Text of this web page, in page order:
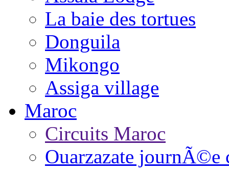
La baie des tortues
Donguila
Mikongo
Assiga village
Maroc
Circuits Maroc
Ouarzazate journÃ©e